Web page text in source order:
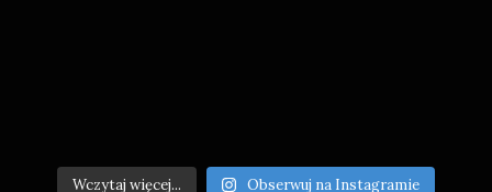
Wczytaj więcej... Obserwuj na Instagramie